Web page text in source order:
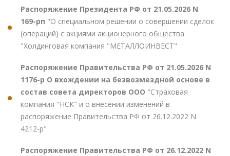
Распоряжение Президента РФ от 21.05.2026 N
169-рп "О специальном решении о совершении сделок
(операций) с акциями акционерного общества
"Холдинговая компания "МЕТАЛЛОИНВЕСТ"
Распоряжение Правительства РФ от 21.05.2026 N
1176-р О вхождении на безвозмездной основе в
состав совета директоров ООО "Страховая
компания "НСК" и о внесении изменений в
распоряжение Правительства РФ от 26.12.2022 N
4212-р"
Распоряжение Правительства РФ от 26.12.2022 N